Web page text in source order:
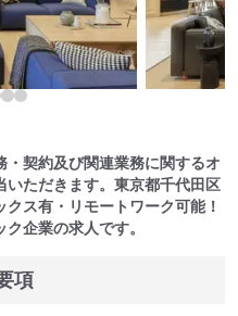
契約及び関連業務に関するオ
ただきます。東京都千代田区
ス有・リモートワーク可能！
企業の求人です。
項